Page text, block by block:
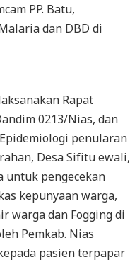
PP. Batu,
dan DBD di
Rapat
0213/Nias, dan
penularan
Desa Sifitu ewali,
untuk pengecekan
kepunyaan warga,
warga dan Fogging di
Pemkab. Nias
pasien terpapar